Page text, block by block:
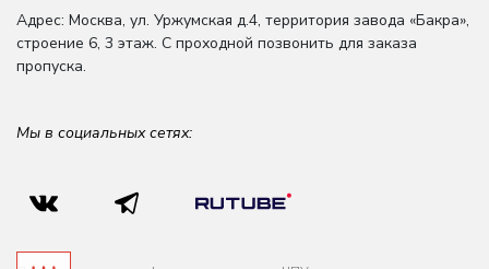
Адрес: Москва, ул. Уржумская д.4, территория завода «Бакра»,
строение 6, 3 этаж. С проходной позвонить для заказа
пропуска.
Мы в социальных сетях: